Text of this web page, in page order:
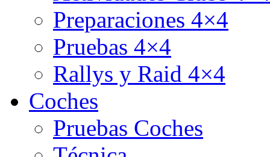
Preparaciones 4×4
Pruebas 4×4
Rallys y Raid 4×4
Coches
Pruebas Coches